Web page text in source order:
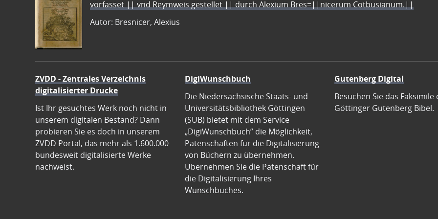
vorfasset || vnd Reymweis gestellet || durch Alexium Bres=||nicerum Cotbusianum.||
Autor: Bresnicer, Alexius
ZVDD - Zentrales Verzeichnis
digitalisierter Drucke
Ist Ihr gesuchtes Werk noch nicht in
unserem digitalen Bestand? Dann
probieren Sie es doch in unserem
ZVDD Portal, das mehr als 1.600.000
bundesweit digitalisierte Werke
nachweist.
DigiWunschbuch
Die Niedersächsische Staats- und
Universitätsbibliothek Göttingen
(SUB) bietet mit dem Service
„DigiWunschbuch” die Möglichkeit,
Patenschaften für die Digitalisierung
von Büchern zu übernehmen.
Übernehmen Sie die Patenschaft für
die Digitalisierung Ihres
Wunschbuches.
Gutenberg Digital
Besuchen Sie das Faksimile
Göttinger Gutenberg Bibel.